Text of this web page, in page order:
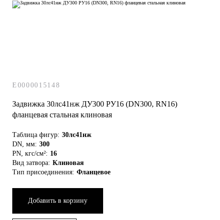
E0000015148
Задвижка 30лс41нж ДУ300 РУ16 (DN300, RN16)
фланцевая стальная клиновая
Таблица фигур: 30лс41нж
DN, мм: 300
PN, кгс/см²: 16
Вид затвора: Клиновая
Тип присоединения: Фланцевое
Добавить в корзину